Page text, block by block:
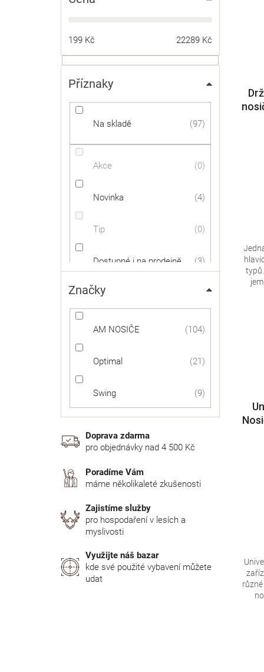
199 Kč 22289Kč
Příznaky
Na skladě 97
Akce 0
Novinka 4
Tip 0
Dostupné i na prodejně 3
Dostupnost 24h
DOPRAVA ZDARMA 73
Značky
AM NOSIČE 104
Optimal 21
Swing 9
Doprava zdarma
pro objednávky nad 4 500 Kč
Poradíme Vám
máme několikaleté zkušenosti
Zajistíme služby
pro hospodaření v lesích a
myslivosti
Využijte náš bazar
kde své použité vybavení můžete
udat